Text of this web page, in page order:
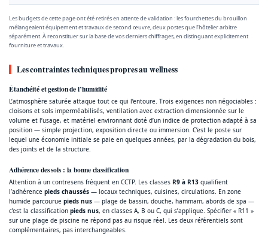
Les budgets de cette page ont été retirés en attente de validation : les fourchettes du brouillon
mélangeaient équipement et travaux de second œuvre, deux postes que l’hôtelier arbitre
séparément. À reconstituer sur la base de vos derniers chiffrages, en distinguant explicitement
fourniture et travaux.
Les contraintes techniques propres au wellness
Étanchéité et gestion de l’humidité
L’atmosphère saturée attaque tout ce qui l’entoure. Trois exigences non négociables :
cloisons et sols imperméabilisés, ventilation avec extraction dimensionnée sur le
volume et l’usage, et matériel environnant doté d’un indice de protection adapté à sa
position — simple projection, exposition directe ou immersion. C’est le poste sur
lequel une économie initiale se paie en quelques années, par la dégradation du bois,
des joints et de la structure.
Adhérence des sols : la bonne classification
Attention à un contresens fréquent en CCTP. Les classes R9 à R13 qualifient
l’adhérence pieds chaussés — locaux techniques, cuisines, circulations. En zone
humide parcourue pieds nus — plage de bassin, douche, hammam, abords de spa —
c’est la classification pieds nus, en classes A, B ou C, qui s’applique. Spécifier « R11 »
sur une plage de piscine ne répond pas au risque réel. Les deux référentiels sont
complémentaires, pas interchangeables.